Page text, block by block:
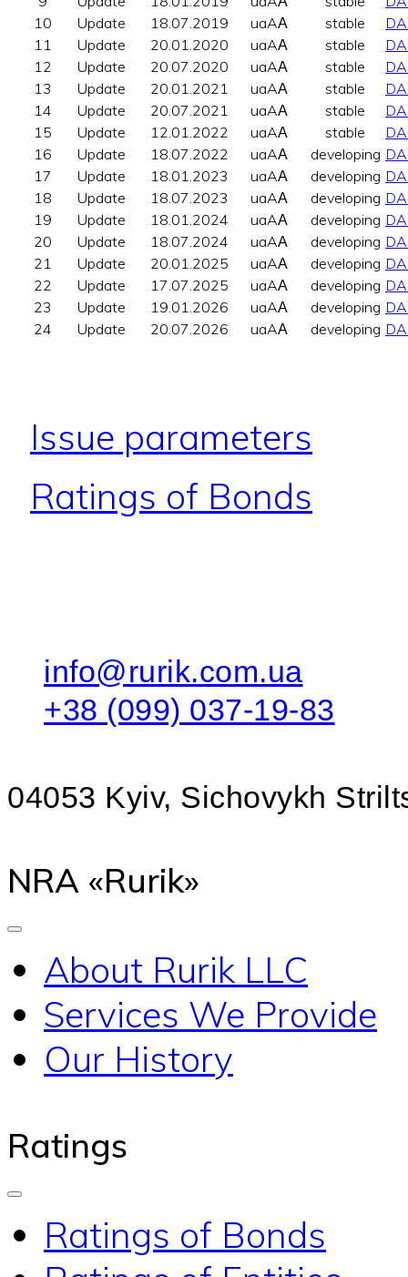
10
Update 18.07.2019 uaAА stable
11
Update 20.01.2020 uaAА stable
12
Update 20.07.2020 uaAА stable
13
Update 20.01.2021 uaAА stable
14
Update 20.07.2021 uaAА stable
15
Update 12.01.2022 uaAА stable
16
Update 18.07.2022 uaAА developing
17
Update 18.01.2023 uaAА developing
18
Update 18.07.2023 uaAА developing
19
Update 18.01.2024 uaAА developing
20
Update 18.07.2024 uaAА developing
21
Update 20.01.2025 uaAА developing
22
Update 17.07.2025 uaAА developing
23
Update 19.01.2026 uaAА developing
24
Update 20.07.2026 uaAА developing
Issue parameters
Ratings of Bonds
info@rurik.com.ua
+38 (099) 037-19-83
04053 Kyiv, Sichovykh
NRA «Rurik»
About Rurik LLC
Services We Provide
Our History
Ratings
Ratings of Bonds